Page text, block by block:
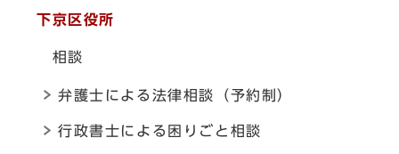
下京区役所
相談
弁護士による法律相談（予約制）
行政書士による困りごと相談